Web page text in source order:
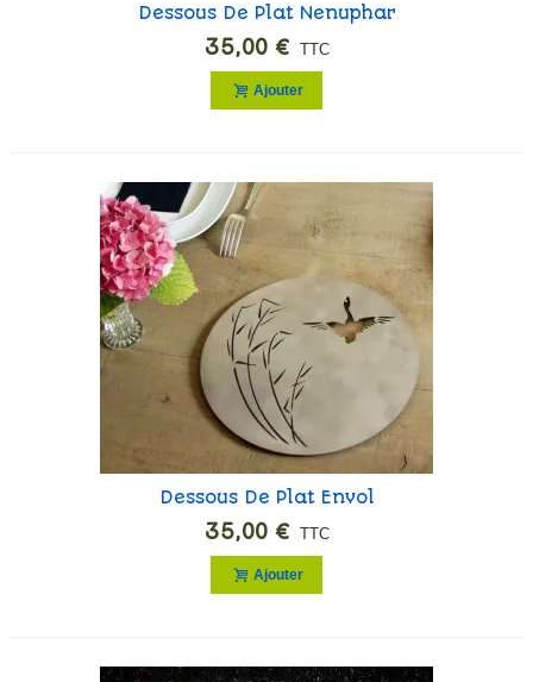
Dessous De Plat Nenuphar
35,00 € TTC
Ajouter
Dessous De Plat Envol
35,00 € TTC
Ajouter